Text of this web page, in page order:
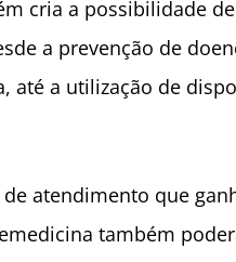
cria a possibilidade
a prevenção de
até a utilização de
atendimento que
também